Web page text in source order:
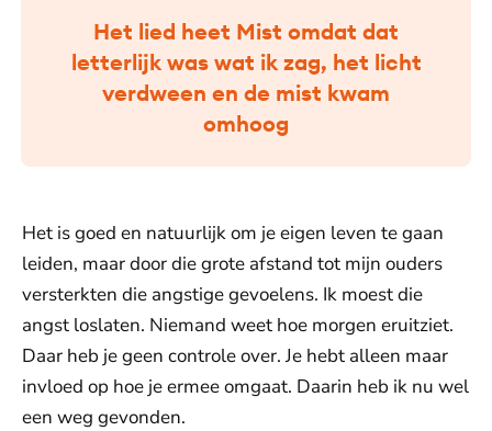
Het lied heet Mist omdat dat
letterlijk was wat ik zag, het licht
verdween en de mist kwam
omhoog
Het is goed en natuurlijk om je eigen leven te gaan
leiden, maar door die grote afstand tot mijn ouders
versterkten die angstige gevoelens. Ik moest die
angst loslaten. Niemand weet hoe morgen eruitziet.
Daar heb je geen controle over. Je hebt alleen maar
invloed op hoe je ermee omgaat. Daarin heb ik nu wel
een weg gevonden.